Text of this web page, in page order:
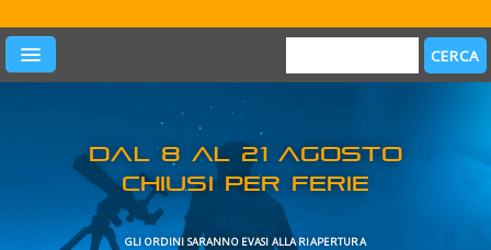
PRODOTTI
LEARN & FUN